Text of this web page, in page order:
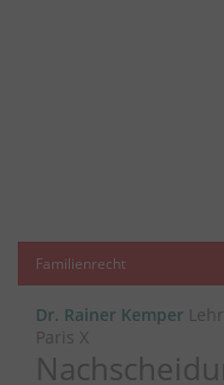
Familienrecht
Dr. Rainer Kemper
Paris X